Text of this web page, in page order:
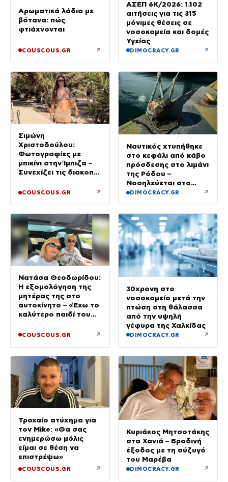
Αρωματικά λάδια με
βότανα: πώς
φτιάχνονται
COUSCOUS.GR ↗
ΑΣΕΠ 6Κ/2026: 1.102
αιτήσεις για τις 315
μόνιμες θέσεις σε
νοσοκομεία και δομές
Υγείας
DIMOCRACY.GR ↗
Σιμώνη
Χριστοδούλου:
Φωτογραφίες με
μπικίνι στην Ίμπιζα –
Συνεχίζει τις διακοπές
της, Αντρέα Γεωργίου
COUSCOUS.GR ↗
Ναυτικός χτυπήθηκε
στο κεφάλι από κάβο
πρόσδεσης στο λιμάνι
της Ρόδου –
Νοσηλεύεται στο
νοσοκομείο
DIMOCRACY.GR ↗
Νατάσα Θεοδωρίδου:
Η εξομολόγηση της
μητέρας της στο
αυτοκίνητο – «Έχω το
καλύτερο παιδί του
COUSCOUS.GR ↗
30χρονη στο
νοσοκομείο μετά την
πτώση στη θάλασσα
από την υψηλή
γέφυρα της Χαλκίδας
DIMOCRACY.GR ↗
Τροχαίο ατύχημα για
τον Mike: «Θα σας
ενημερώσω μόλις
είμαι σε θέση να
επιστρέψω»
COUSCOUS.GR ↗
Κυριάκος Μητσοτάκης
στα Χανιά – Βραδινή
έξοδος με τη σύζυγό
του Μαρέβα
DIMOCRACY.GR ↗